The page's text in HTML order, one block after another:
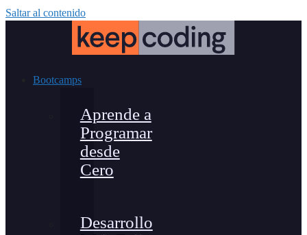
Saltar al contenido
Bootcamps
Aprende a
Programar
desde
Cero
Desarrollo